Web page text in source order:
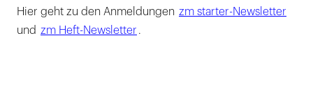
Hier geht zu den Anmeldungen zm starter-Newsletter
und zm Heft-Newsletter .